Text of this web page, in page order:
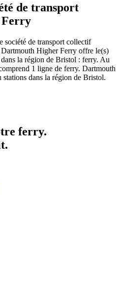
de transport
société de transport collectif
Higher Ferry offre le(s)
la région de Bristol : ferry. Au
1 ligne de ferry. Dartmouth
dans la région de Bristol.
ferry.